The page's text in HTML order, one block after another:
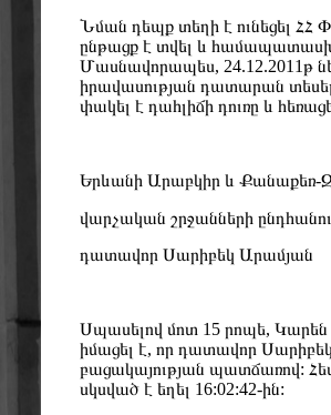
Նման դեպք տեղի է ունեցել
ընթացք է տվել և
Մասնավորապես, 24.12.2011թ
իրավասության դատարան
փակել է դահլիճի դուռը և
Երևանի Արաբկիր և Քանաքեռ-
վարչական շրջանների
դատավոր Սարիբեկ Արամյան
Սպասելով մոտ 15 րոպե,
իմացել է, որ դատավոր
բացակայության պատճառով:
սկսված է եղել 16:02:42-ին: